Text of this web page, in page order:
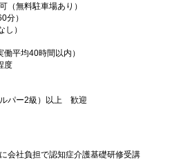
（無料駐車場あり）
分）
し）
平均40時間以内）
度
パー2級）以上 歓迎
会社負担で認知症介護基礎研修受講